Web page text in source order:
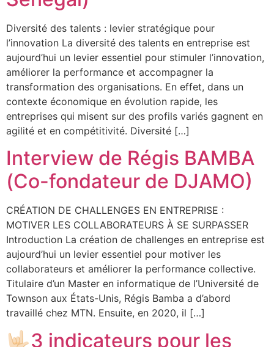
Diversité des talents : levier stratégique pour
l’innovation La diversité des talents en entreprise est
aujourd’hui un levier essentiel pour stimuler l’innovation,
améliorer la performance et accompagner la
transformation des organisations. En effet, dans un
contexte économique en évolution rapide, les
entreprises qui misent sur des profils variés gagnent en
agilité et en compétitivité. Diversité […]
Interview de Régis BAMBA
(Co-fondateur de DJAMO)
CRÉATION DE CHALLENGES EN ENTREPRISE :
MOTIVER LES COLLABORATEURS À SE SURPASSER
Introduction La création de challenges en entreprise est
aujourd’hui un levier essentiel pour motiver les
collaborateurs et améliorer la performance collective.
Titulaire d’un Master en informatique de l’Université de
Townson aux États-Unis, Régis Bamba a d’abord
travaillé chez MTN. Ensuite, en 2020, il […]
🤟🏻3 indicateurs pour les